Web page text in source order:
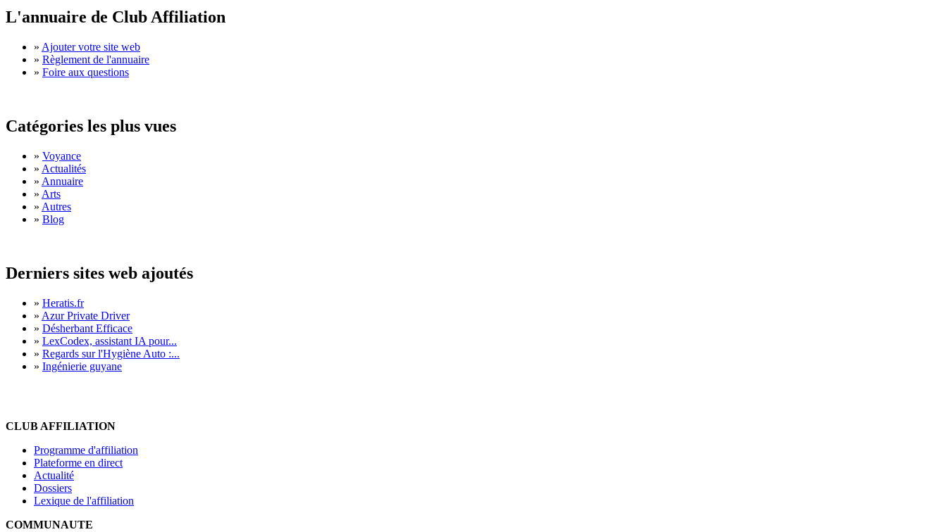
L'annuaire de Club Affiliation
» Ajouter votre site web
» Règlement de l'annuaire
» Foire aux questions
Catégories les plus vues
» Voyance
» Actualités
» Annuaire
» Arts
» Autres
» Blog
Derniers sites web ajoutés
» Heratis.fr
» Azur Private Driver
» Désherbant Efficace
» LexCodex, assistant IA pour...
» Regards sur l'Hygiène Auto :...
» Ingénierie guyane
CLUB AFFILIATION
Programme d'affiliation
Plateforme en direct
Actualité
Dossiers
Lexique de l'affiliation
COMMUNAUTE